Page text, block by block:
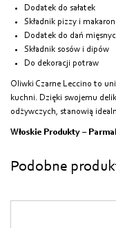
Dodatek do sałatek
Składnik pizzy i
Dodatek do dań
Składnik sosów i dipów
Do dekoracji potraw
Oliwki Czarne Leccino to
kuchni. Dzięki swojemu
odżywczych, stanowią
Włoskie Produkty –
Podobne